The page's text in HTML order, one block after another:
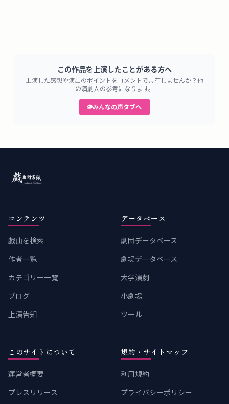
この作品を上演したことがある方へ
上演した感想や演出のポイントをコメントで共有しませんか？他
の演劇人の参考になります。
みんなの声タブへ
コンテンツ
戯曲を検索
作者一覧
カテゴリー一覧
ブログ
上演告知
データベース
劇団データベース
劇場データベース
大学演劇
小劇場
ツール
このサイトについて
運営者概要
プレスリリース
規約・サイトマップ
利用規約
プライバシーポリシー